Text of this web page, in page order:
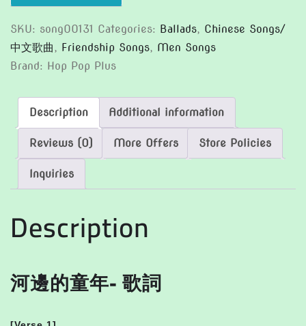
SKU: song00131 Categories: Ballads, Chinese Songs/
中文歌曲, Friendship Songs, Men Songs
Brand: Hop Pop Plus
Description Additional information
Reviews (0) More Offers Store Policies
Inquiries
Description
河邊的童年- 歌詞